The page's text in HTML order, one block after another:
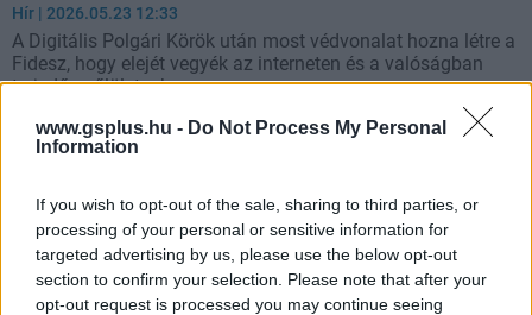
www.gsplus.hu - Do Not Process My Personal
Information
If you wish to opt-out of the sale, sharing to third parties, or
processing of your personal or sensitive information for
targeted advertising by us, please use the below opt-out
section to confirm your selection. Please note that after your
opt-out request is processed you may continue seeing
Hír | 2026.05.23 12:33
A Digitális Polgári Körök után most védvonalat hozna létre a
Fidesz, hogy elejét vegyék az interneten és a valóságban
terjedő gyűlöletnek.